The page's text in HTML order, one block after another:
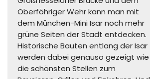
Oberföhriger Wehr kann man mit
dem München-Mini Isar noch mehr
grüne Seiten der Stadt entdecken.
Historische Bauten entlang der Isar
werden dabei genauso gezeigt wie
die schönsten Stellen zum